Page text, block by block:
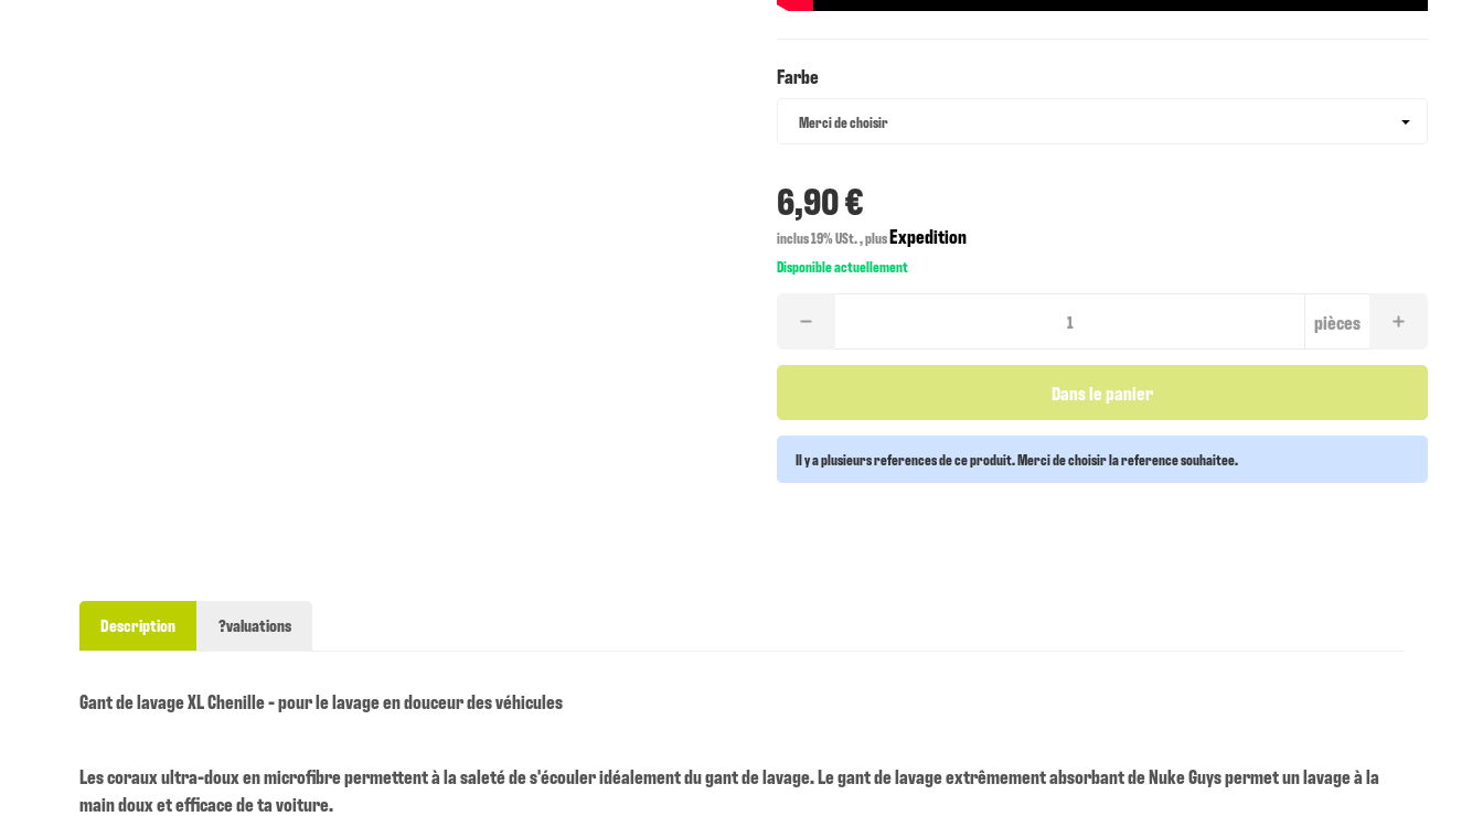
Farbe
Merci de choisir
6,90 €
inclus 19% USt. , plusExpedition
Disponible actuellement
pièces
Dans le panier
Il y a plusieurs references de ce produit. Merci de choisir la reference souhaitee.
Description ?valuations
Gant de lavage XL Chenille - pour le lavage en douceur des véhicules
Les coraux ultra-doux en microfibre permettent à la saleté de s'écouler idéalement du gant de lavage. Le gant de lavage extrêmement absorbant de Nuke Guys permet un lavage à la
main doux et efficace de ta voiture.